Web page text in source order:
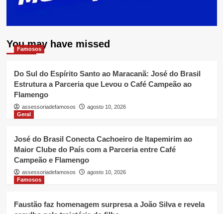
You may have missed
Famosos
Do Sul do Espírito Santo ao Maracanã: José do Brasil
Estrutura a Parceria que Levou o Café Campeão ao
Flamengo
assessoriadefamosos
agosto 10, 2026
Geral
José do Brasil Conecta Cachoeiro de Itapemirim ao
Maior Clube do País com a Parceria entre Café
Campeão e Flamengo
assessoriadefamosos
agosto 10, 2026
Famosos
Faustão faz homenagem surpresa a João Silva e revela